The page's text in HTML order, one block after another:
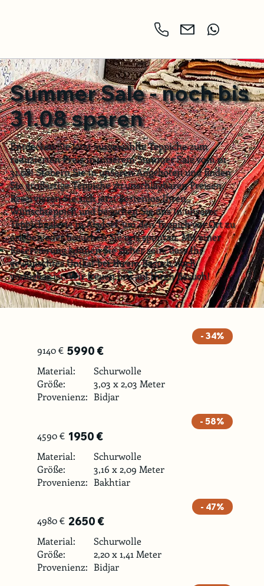
Summer Sale - noch bis
31.08 sparen
Entdecken Sie jetzt ausgewählte Teppiche zum
reduzierten Preis in unserem Summer Sale vom 01-
31.08! Stöbern Sie in unseren Angeboten und finden
Sie großartige Teppiche zu unschlagbaren Preisen.
Reservieren Sie sich jetzt kostenlos Ihren
Wunschteppich und besuchen Sie uns in unserer
Teppichgalerie in Alsdorf, um den Teppich vor Ort zu
erleben oder besuchen Sie uns spontan. Mit einer
Reservierung können Sie sicher sein, dass Ihr
gewünschtes Unikat bei Ihrem Besuch noch
verfügbar ist. Wir freuen uns auf Ihren Besuch!
9140 € 5990 €
Material:
Größe:
Provenienz:
- 34%
Schurwolle
3,03 x 2,03 Meter
Bidjar
4590 € 1950 €
Material:
Größe:
Provenienz:
- 58%
Schurwolle
3,16 x 2,09 Meter
Bakhtiar
4980 € 2650 €
Material:
Größe:
Provenienz:
- 47%
Schurwolle
2,20 x 1,41 Meter
Bidjar